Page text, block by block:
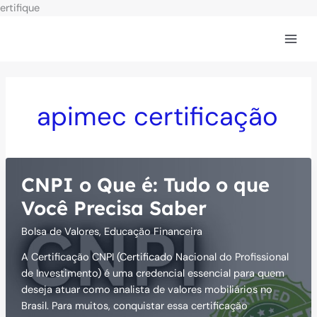
ertifiqueIr
apimec certificação
CNPI o Que é: Tudo o que
Você Precisa Saber
Bolsa de Valores, Educação Financeira
A Certificação CNPI (Certificado Nacional do Profissional
de Investimento) é uma credencial essencial para quem
deseja atuar como analista de valores mobiliários no
Brasil. Para muitos, conquistar essa certificação